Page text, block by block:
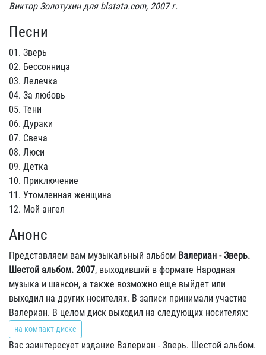
Виктор Золотухин для blatata.com, 2007 г.
Песни
01. Зверь
02. Бессонница
03. Лелечка
04. За любовь
05. Тени
06. Дураки
07. Свеча
08. Люси
09. Детка
10. Приключение
11. Утомленная женщина
12. Мой ангел
Анонс
Представляем вам музыкальный альбом Валериан - Зверь.
Шестой альбом. 2007, выходивший в формате Народная
музыка и шансон, а также возможно еще выйдет или
выходил на других носителях. В записи принимали участие
Валериан. В целом диск выходил на следующих носителях:
на компакт-диске
Вас заинтересует издание Валериан - Зверь. Шестой альбом.